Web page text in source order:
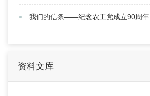
我们的信条——纪念农工党成立90周年
资料文库